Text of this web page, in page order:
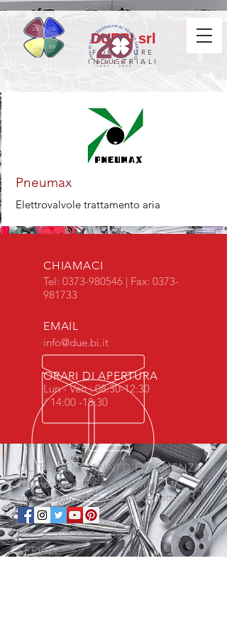
DUEBI srl
FORNITURE
INDUSTRIALI
Pneumax
Elettrovalvole trattamento aria
CHIAMACI
Tel: 0373-980546 | Fax: 0373-
981733
EMAIL
info@due.bi.it
ORARI DI APERTURA
Lun - Ven : 08:30-12:30
/ 14:00 -18:30
OLTRE VENT'ANNI D'ESPERIENZA
Nel nostro staff c'è qualcuno
specializzato anche per il tuo settore
SERVIZI